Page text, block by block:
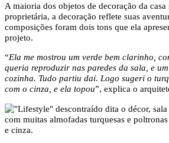
A maioria dos objetos de decoração da
proprietária, a decoração reflete suas
composições foram dois tons que ela
projeto.
“Ela me mostrou um verde bem clarinho,
queria reproduzir nas paredes da sala, e
cozinha. Tudo partiu daí. Logo sugeri o
com o cinza, e ela topou”, explica o